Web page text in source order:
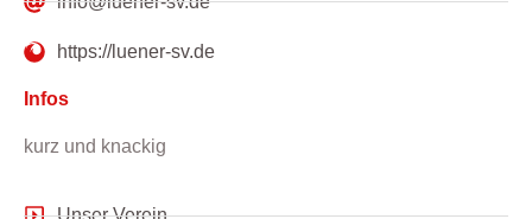
https://luener-sv.de
Infos
kurz und knackig